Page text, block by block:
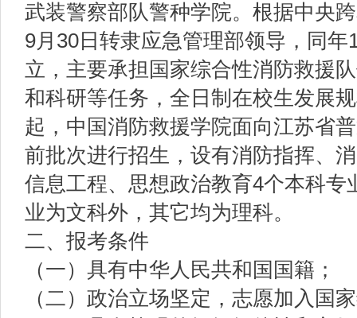
武装警察部队警种学院。根据中央
9月30日转隶应急管理部领导，同年
立，主要承担国家综合性消防救援
和科研等任务，全日制在校生发展
起，中国消防救援学院面向江苏省
前批次进行招生，设有消防指挥、
信息工程、思想政治教育4个本科专
业为文科外，其它均为理科。
二、报考条件
（一）具有中华人民共和国国籍；
（二）政治立场坚定，志愿加入国